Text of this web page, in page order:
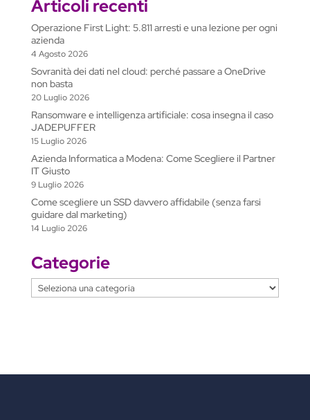
n
k
o
o
k
p
d
I
a
g
r
g
e
T
r
a
n
s
l
a
t
e
d
i
i
d
i
Articoli recenti
Operazione First Light: 5.811 arresti e una lezione per ogni
azienda
4 Agosto 2026
Sovranità dei dati nel cloud: perché passare a OneDrive
non basta
20 Luglio 2026
Ransomware e intelligenza artificiale: cosa insegna il caso
JADEPUFFER
15 Luglio 2026
Azienda Informatica a Modena: Come Scegliere il Partner
IT Giusto
9 Luglio 2026
Come scegliere un SSD davvero affidabile (senza farsi
guidare dal marketing)
14 Luglio 2026
Categorie
Categorie